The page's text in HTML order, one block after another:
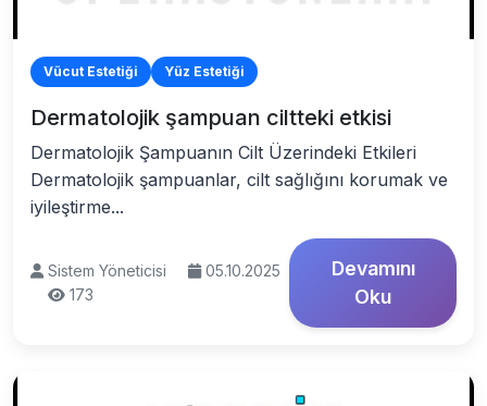
Vücut Estetiği Yüz Estetiği
Dermatolojik şampuan ciltteki etkisi
Dermatolojik Şampuanın Cilt Üzerindeki Etkileri
Dermatolojik şampuanlar, cilt sağlığını korumak ve
iyileştirme...
Sistem Yöneticisi
05.10.2025
173
Devamını
Oku